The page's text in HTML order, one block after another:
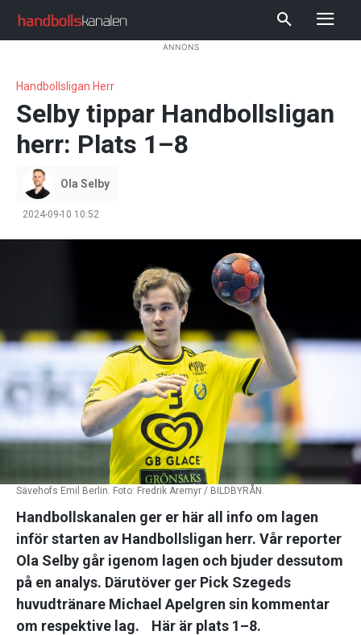
ANNONS
Handbollsligan Herr
Selby tippar Handbollsligan
herr: Plats 1–8
Ola Selby
2024-09-10 10:52
Sävehofs Emil Berlin. Foto: Fredrik Aremyr / BILDBYRÅN.
Handbollskanalen ger er här all info om lagen
inför starten av Handbollsligan herr. Vår reporter
Ola Selby går igenom lagen och bjuder dessutom
på en analys. Därutöver ger Pick Szegeds
huvudtränare Michael Apelgren sin kommentar
om respektive lag. Här är plats 1–8.